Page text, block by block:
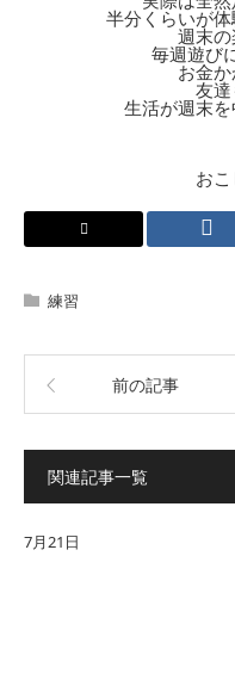
半分くらいが体
週末の
毎週遊び
お金か
友達
生活が週末を
おこ
練習
前の記事
関連記事一覧
7月21日